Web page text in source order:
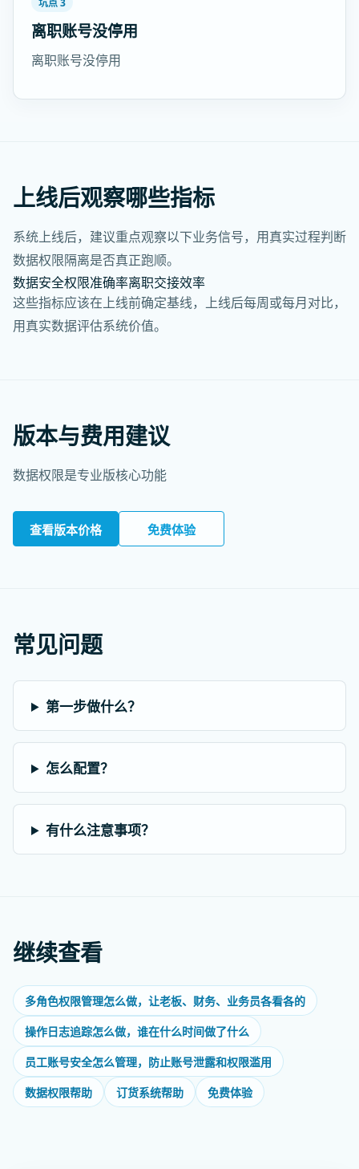
坑点 3
离职账号没停用
离职账号没停用
上线后观察哪些指标
系统上线后，建议重点观察以下业务信号，用真实过程判断
数据权限隔离是否真正跑顺。
数据安全权限准确率离职交接效率
这些指标应该在上线前确定基线，上线后每周或每月对比，
用真实数据评估系统价值。
版本与费用建议
数据权限是专业版核心功能
查看版本价格 免费体验
常见问题
第一步做什么？
怎么配置？
有什么注意事项？
继续查看
多角色权限管理怎么做，让老板、财务、业务员各看各的
操作日志追踪怎么做，谁在什么时间做了什么
员工账号安全怎么管理，防止账号泄露和权限滥用
数据权限帮助
订货系统帮助 免费体验